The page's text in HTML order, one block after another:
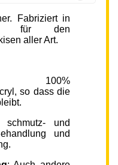
Fabriziert in
für den
aller Art.
100%
so dass die
schmutz- und
und